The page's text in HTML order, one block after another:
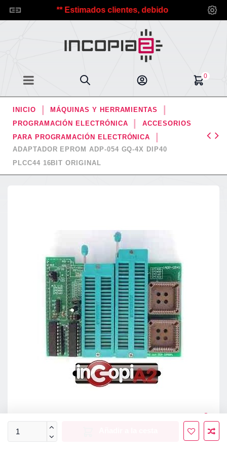
*** Estimados clientes, debido a las vacaciones
0
INICIO
MÁQUINAS Y HERRAMIENTAS
PROGRAMACIÓN ELECTRÓNICA
ACCESORIOS
PARA PROGRAMACIÓN ELECTRÓNICA
ADAPTADOR EPROM ADP-054 GQ-4X DIP40
PLCC44 16BIT ORIGINAL